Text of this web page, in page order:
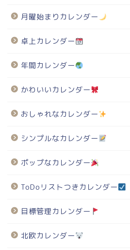
月曜始まりカレンダー
卓上カレンダー
年間カレンダー
かわいいカレンダー
おしゃれなカレンダー
シンプルなカレンダー
ポップなカレンダー
ToDoリストつきカレンダー
目標管理カレンダー
北欧カレンダー